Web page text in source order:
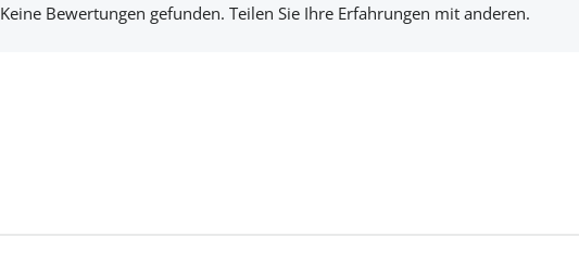
Keine Bewertungen gefunden. Teilen Sie Ihre Erfahrungen mit anderen.